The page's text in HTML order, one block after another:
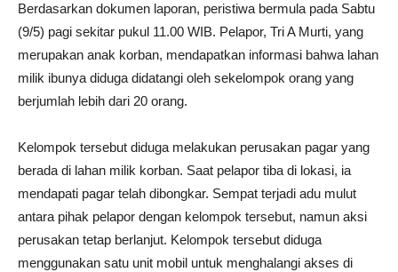
‎Berdasarkan dokumen laporan, peristiwa bermula pada Sabtu
(9/5) pagi sekitar pukul 11.00 WIB. Pelapor, Tri A Murti, yang
merupakan anak korban, mendapatkan informasi bahwa lahan
milik ibunya diduga didatangi oleh sekelompok orang yang
berjumlah lebih dari 20 orang.
‎Kelompok tersebut diduga melakukan perusakan pagar yang
berada di lahan milik korban. Saat pelapor tiba di lokasi, ia
mendapati pagar telah dibongkar. Sempat terjadi adu mulut
antara pihak pelapor dengan kelompok tersebut, namun aksi
perusakan tetap berlanjut. Kelompok tersebut diduga
menggunakan satu unit mobil untuk menghalangi akses di